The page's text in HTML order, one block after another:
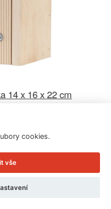
14 x 16 x 22 cm
Kč
do: 11.8.
cookies.
vše